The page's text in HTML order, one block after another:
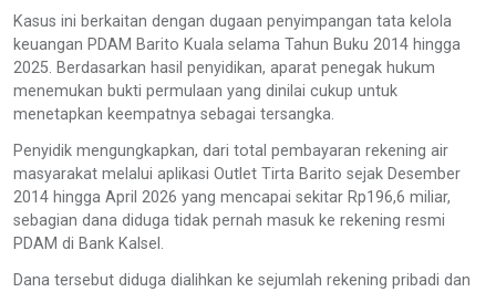
Kasus ini berkaitan dengan dugaan penyimpangan tata kelola
keuangan PDAM Barito Kuala selama Tahun Buku 2014 hingga
2025. Berdasarkan hasil penyidikan, aparat penegak hukum
menemukan bukti permulaan yang dinilai cukup untuk
menetapkan keempatnya sebagai tersangka.
Penyidik mengungkapkan, dari total pembayaran rekening air
masyarakat melalui aplikasi Outlet Tirta Barito sejak Desember
2014 hingga April 2026 yang mencapai sekitar Rp196,6 miliar,
sebagian dana diduga tidak pernah masuk ke rekening resmi
PDAM di Bank Kalsel.
Dana tersebut diduga dialihkan ke sejumlah rekening pribadi dan